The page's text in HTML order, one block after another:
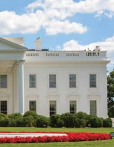
إقتصاد
منوعات
كأس العالم
البرامج